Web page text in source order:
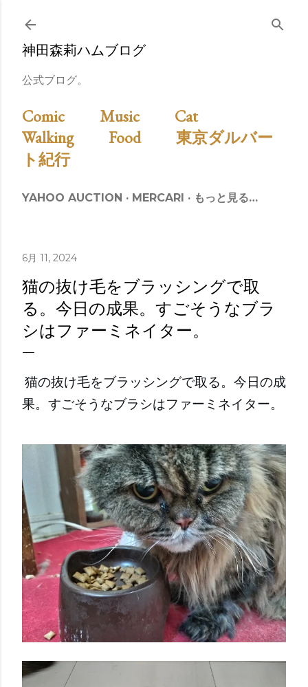
スキップしてメイン コンテンツに移動
神田森莉ハムブログ
公式ブログ。
Comic Music
Cat
Walking
Food
東京ダルバー
ト紀行
YAHOO AUCTION MERCARI もっと見る…
6月 11, 2024
猫の抜け毛をブラッシングで取
る。今日の成果。すごそうなブラ
シはファーミネイター。
猫の抜け毛をブラッシングで取る。今日の成
果。すごそうなブラシはファーミネイター。